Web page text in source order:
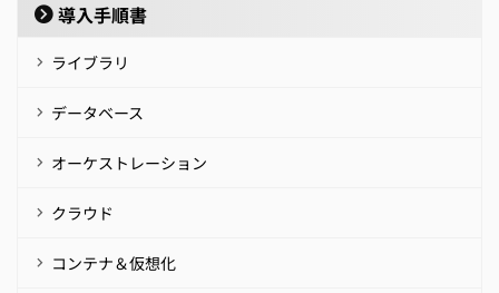
導入手順書
ライブラリ
データベース
オーケストレーション
クラウド
コンテナ＆仮想化